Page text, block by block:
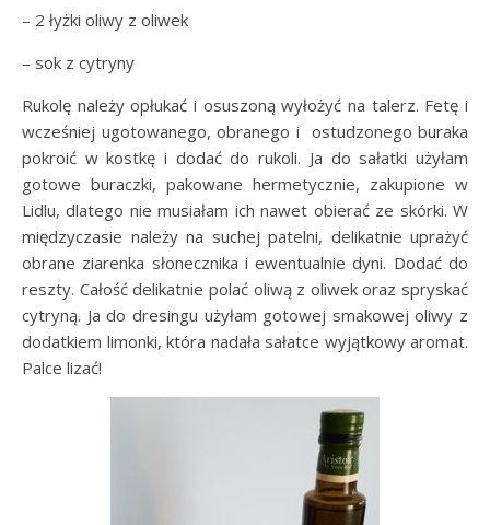
– 2 łyżki oliwy z oliwek
– sok z cytryny
Rukolę należy opłukać i osuszoną wyłożyć na talerz. Fetę i
wcześniej ugotowanego, obranego i ostudzonego buraka
pokroić w kostkę i dodać do rukoli. Ja do sałatki użyłam
gotowe buraczki, pakowane hermetycznie, zakupione w
Lidlu, dlatego nie musiałam ich nawet obierać ze skórki. W
międzyczasie należy na suchej patelni, delikatnie uprażyć
obrane ziarenka słonecznika i ewentualnie dyni. Dodać do
reszty. Całość delikatnie polać oliwą z oliwek oraz spryskać
cytryną. Ja do dresingu użyłam gotowej smakowej oliwy z
dodatkiem limonki, która nadała sałatce wyjątkowy aromat.
Palce lizać!